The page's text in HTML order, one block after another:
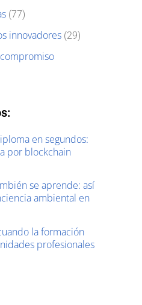
(77)
innovadores (29)
en segundos:
por blockchain
se aprende: así
ambiental en
la formación
profesionales